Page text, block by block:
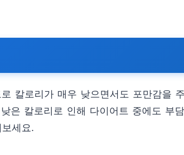
칼로리가 매우 낮으면서도 포만감을
은 칼로리로 인해 다이어트 중에도 부
세요.